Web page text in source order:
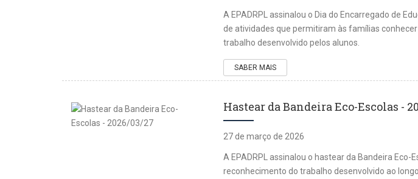
A EPADRPL assinalou o Dia do Encarregado de
de atividades que permitiram às famílias conhecer
trabalho desenvolvido pelos alunos.
SABER MAIS
Hastear da Bandeira Eco-Escolas -
27 de março de 2026
A EPADRPL assinalou o hastear da Bandeira Eco-
reconhecimento do trabalho desenvolvido ao